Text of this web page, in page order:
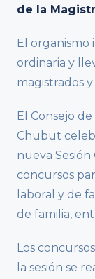
de la
El organismo
ordinaria y
magistrados
El Consejo
Chubut
nueva Sesión
concursos
laboral y de
de familia,
Los
la sesión se